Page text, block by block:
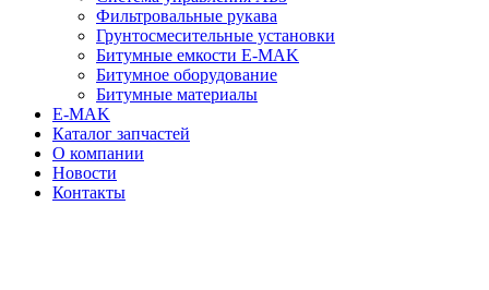
Фильтровальные рукава
Грунтосмесительные установки
Битумные емкости E-MAK
Битумное оборудование
Битумные материалы
E-MAK
Каталог запчастей
О компании
Новости
Контакты